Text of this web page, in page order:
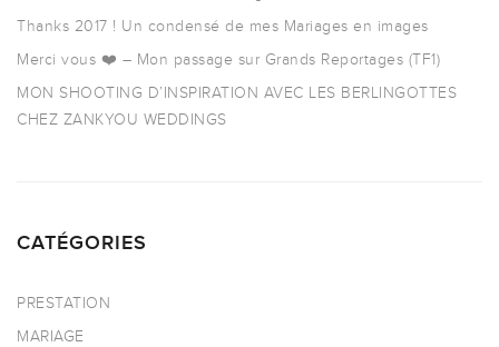
Thanks 2017 ! Un condensé de mes Mariages en images
Merci vous ❤️ – Mon passage sur Grands Reportages (TF1)
MON SHOOTING D’INSPIRATION AVEC LES BERLINGOTTES
CHEZ ZANKYOU WEDDINGS
CATÉGORIES
PRESTATION
MARIAGE